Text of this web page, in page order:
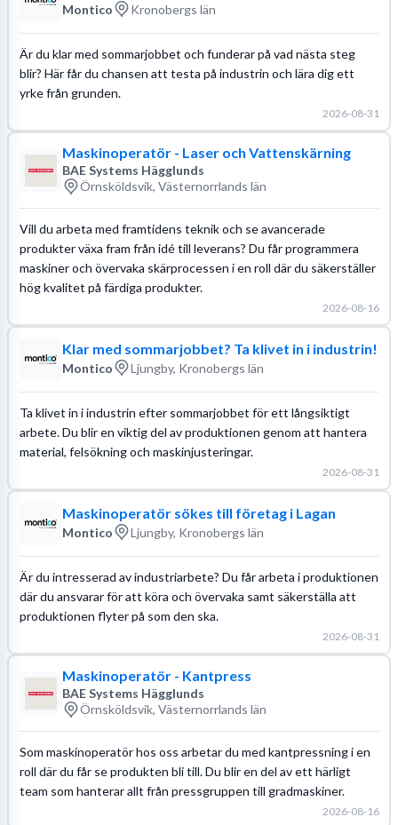
Montico Kronobergs län
Är du klar med sommarjobbet och funderar på vad nästa steg
blir? Här får du chansen att testa på industrin och lära dig ett
yrke från grunden.
2026-08-31
Maskinoperatör - Laser och Vattenskärning
BAE Systems Hägglunds
Örnsköldsvik, Västernorrlands län
Vill du arbeta med framtidens teknik och se avancerade
produkter växa fram från idé till leverans? Du får programmera
maskiner och övervaka skärprocessen i en roll där du säkerställer
hög kvalitet på färdiga produkter.
2026-08-16
Klar med sommarjobbet? Ta klivet in i industrin!
Montico Ljungby, Kronobergs län
Ta klivet in i industrin efter sommarjobbet för ett långsiktigt
arbete. Du blir en viktig del av produktionen genom att hantera
material, felsökning och maskinjusteringar.
2026-08-31
Maskinoperatör sökes till företag i Lagan
Montico Ljungby, Kronobergs län
Är du intresserad av industriarbete? Du får arbeta i produktionen
där du ansvarar för att köra och övervaka samt säkerställa att
produktionen flyter på som den ska.
2026-08-31
Maskinoperatör - Kantpress
BAE Systems Hägglunds
Örnsköldsvik, Västernorrlands län
Som maskinoperatör hos oss arbetar du med kantpressning i en
roll där du får se produkten bli till. Du blir en del av ett härligt
team som hanterar allt från pressgruppen till gradmaskiner.
2026-08-16